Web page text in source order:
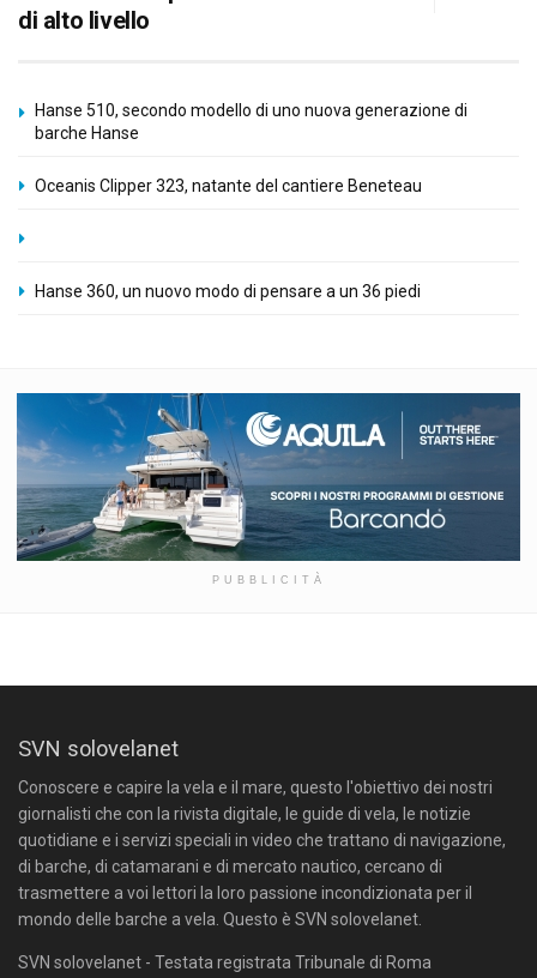
di alto livello
Hanse 510, secondo modello di uno nuova generazione di
barche Hanse
Oceanis Clipper 323, natante del cantiere Beneteau
Hanse 360, un nuovo modo di pensare a un 36 piedi
PUBBLICITÀ
SVN solovelanet
Conoscere e capire la vela e il mare, questo l'obiettivo dei nostri
giornalisti che con la rivista digitale, le guide di vela, le notizie
quotidiane e i servizi speciali in video che trattano di navigazione,
di barche, di catamarani e di mercato nautico, cercano di
trasmettere a voi lettori la loro passione incondizionata per il
mondo delle barche a vela. Questo è SVN solovelanet.
SVN solovelanet - Testata registrata Tribunale di Roma